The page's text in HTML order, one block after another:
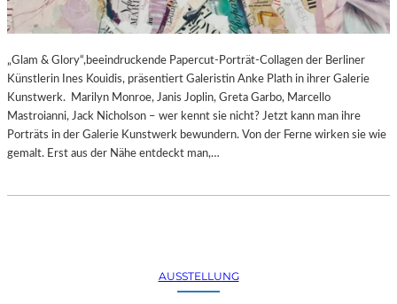
„Glam & Glory“,beeindruckende Papercut-Porträt-Collagen der Berliner
Künstlerin Ines Kouidis, präsentiert Galeristin Anke Plath in ihrer Galerie
Kunstwerk. Marilyn Monroe, Janis Joplin, Greta Garbo, Marcello
Mastroianni, Jack Nicholson – wer kennt sie nicht? Jetzt kann man ihre
Porträts in der Galerie Kunstwerk bewundern. Von der Ferne wirken sie wie
gemalt. Erst aus der Nähe entdeckt man,…
AUSSTELLUNG